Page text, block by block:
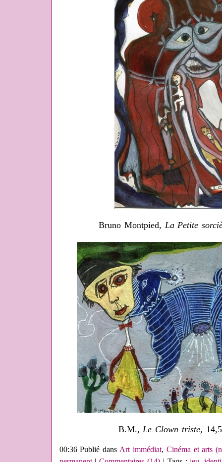
Bruno Montpied, La Petite
B.M.,Le Clown triste,
00:36 Publié dansArt immédiat, Cinéma et arts